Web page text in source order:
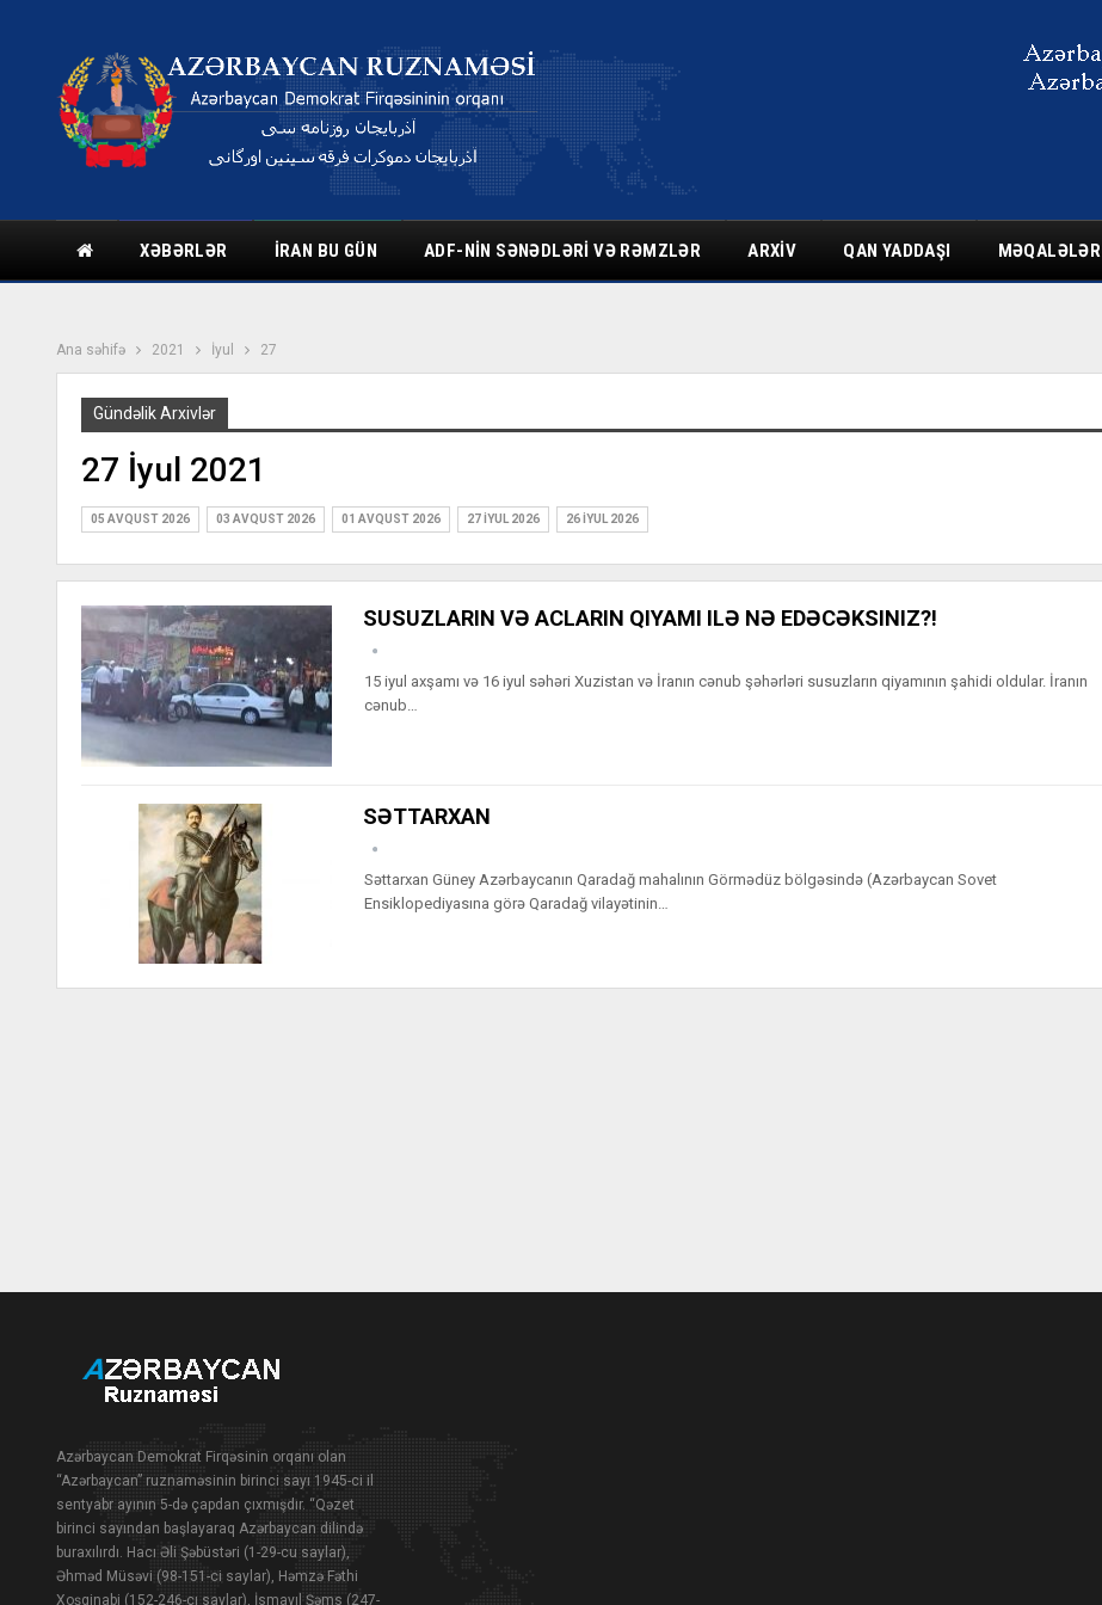
XƏBƏRLƏR İRAN BU GÜN ADF-NIN SƏNƏDLƏRI VƏ RƏMZLƏR ARXIV QAN YADDAŞI MƏQALƏLƏR
Ana səhifə 2021 İyul 27
Gündəlik Arxivlər
27 İyul 2021
05 AVQUST 2026 03 AVQUST 2026 01 AVQUST 2026 27 İYUL 2026 26 İYUL 2026
SUSUZLARIN VƏ ACLARIN QIYAMI ILƏ NƏ EDƏCƏKSINIZ?!
15 iyul axşamı və 16 iyul səhəri Xuzistan və İranın cənub şəhərləri susuzların qiyamının şahidi oldular. İranın
cənub…
SƏTTARXAN
Səttarxan Güney Azərbaycanın Qaradağ mahalının Görmədüz bölgəsində (Azərbaycan Sovet
Ensiklopediyasına görə Qaradağ vilayətinin…
Azərbaycan Demokrat Firqəsinin orqanı olan
“Azərbaycan” ruznaməsinin birinci sayı 1945-ci il
sentyabr ayının 5-də çapdan çıxmışdır. “Qəzet
birinci sayından başlayaraq Azərbaycan dilində
buraxılırdı. Hacı Əli Şəbüstəri (1-29-cu saylar),
Əhməd Müsəvi (98-151-ci saylar), Həmzə Fəthi
Xoşginabi (152-246-cı saylar), İsmayıl Şəms (247-